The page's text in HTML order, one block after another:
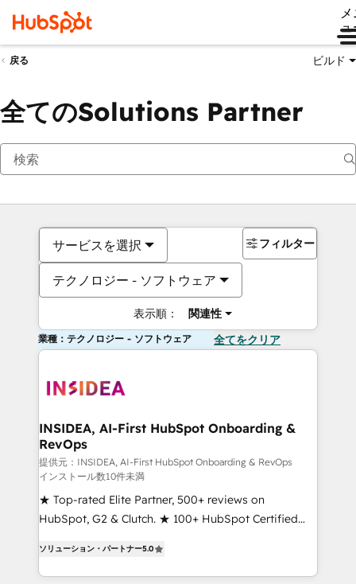
ュ
戻る ビルド
全てのSolutions Partner
サービスを選択
テクノロジー - ソフトウェア
表示順： 関連性
フィルター
業種：テクノロジー - ソフトウェア 全てをクリア
INSIDEA, AI-First HubSpot Onboarding &
RevOps
提供元：INSIDEA, AI-First HubSpot Onboarding & RevOps
インストール数10件未満
★ Top-rated Elite Partner, 500+ reviews on
HubSpot, G2 & Clutch. ★ 100+ HubSpot Certified
implementations across five continents ★ AI-First,
RevOps-led, Onboarding obsessed ★ Company of
ソリューション・パートナー5.0